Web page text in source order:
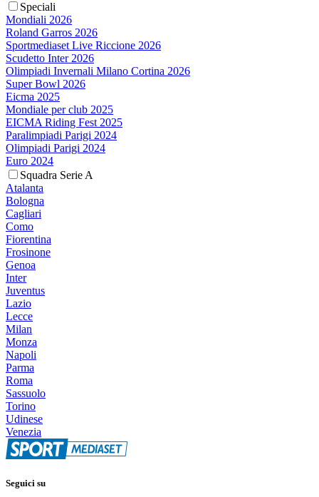
Speciali
Mondiali 2026
Roland Garros 2026
Sportmediaset Live Riccione 2026
Scudetto Inter 2026
Olimpiadi Invernali Milano Cortina 2026
Super Bowl 2026
Eicma 2025
Mondiale per club 2025
EICMA Riding Fest 2025
Paralimpiadi Parigi 2024
Olimpiadi Parigi 2024
Euro 2024
Squadra Serie A
Atalanta
Bologna
Cagliari
Como
Fiorentina
Frosinone
Genoa
Inter
Juventus
Lazio
Lecce
Milan
Monza
Napoli
Parma
Roma
Sassuolo
Torino
Udinese
Venezia
Seguici su